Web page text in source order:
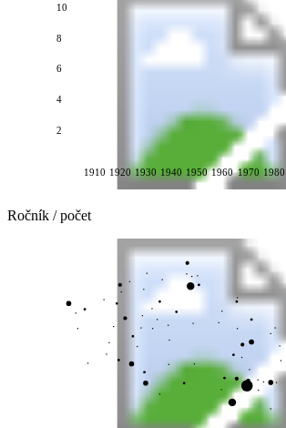
1910 1920 1930 1940 1950 1960 1970 1980
2
4
6
8
10
Ročník / počet